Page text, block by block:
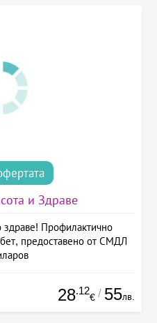
и Здраве
здраве! Профилактично
предоставено от СМДЛ
28.12
€ / 55лв.